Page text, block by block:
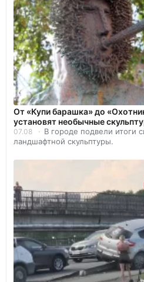
От «Купи барашка» до
установят необычные
07.08
В городе подвели итоги
ландшафтной скульптуры.